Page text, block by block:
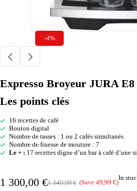
-4%
Expresso Broyeur JURA
Les points clés
16 recettes de café
Bouton digital
Nombre de tasses : 1 ou 2 cafés simultanés
Nombre de finesse de mouture : 7
Le + : 17 recettes digne d’un bar à café d’une
1 349,99€
1 300,00 € (Save 49,99 €)
In